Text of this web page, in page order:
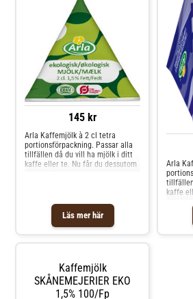
145 kr
Läs mer här
Arla Kaffemjölk à 2 cl tetra
portionsförpackning. Passar alla
tillfällen då du vill ha mjölk i ditt
kaffe eller te. Nu får du dessutom
snyggt och praktiskt för kontoret,
caféet eller restaurangen. Det är
Arla
kaffe
kan
Kaffemjölk
SKÅNEMEJERIER EKO
1,5% 100/fp